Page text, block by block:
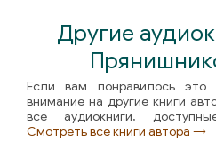
Другие
Если вам понравилось это
внимание на другие книги
все аудиокниги,
Смотреть все книги автора →